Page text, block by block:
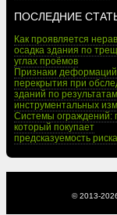
ПОСЛЕДНИЕ
Как проявляется
осадка здания по
углах проёмов
Признаки
перекрытия при
зданий по результатам
инструментальных
Системы ограждений:
который покупает
предсказуемость риска
© 2013-